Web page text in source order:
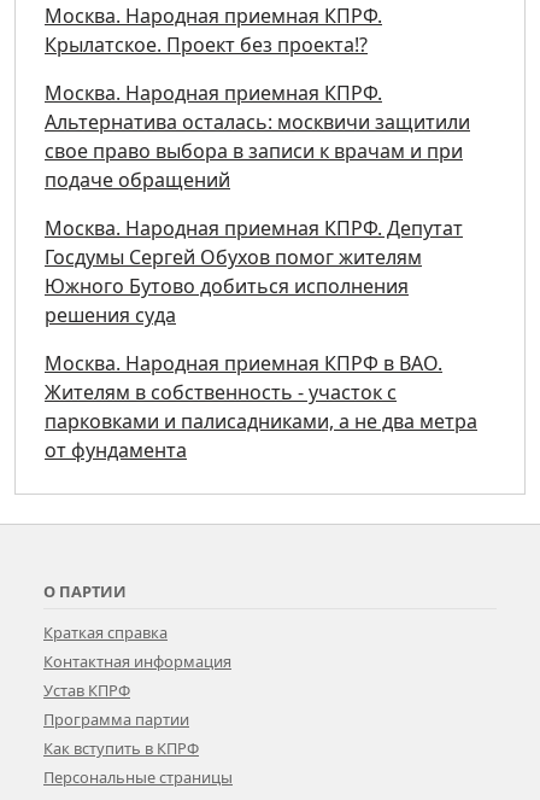
Москва. Народная приемная КПРФ.
Крылатское. Проект без проекта!?
Москва. Народная приемная КПРФ.
Альтернатива осталась: москвичи защитили
свое право выбора в записи к врачам и при
подаче обращений
Москва. Народная приемная КПРФ. Депутат
Госдумы Сергей Обухов помог жителям
Южного Бутово добиться исполнения
решения суда
Москва. Народная приемная КПРФ в ВАО.
Жителям в собственность - участок с
парковками и палисадниками, а не два метра
от фундамента
О ПАРТИИ
Краткая справка
Контактная информация
Устав КПРФ
Программа партии
Как вступить в КПРФ
Персональные страницы